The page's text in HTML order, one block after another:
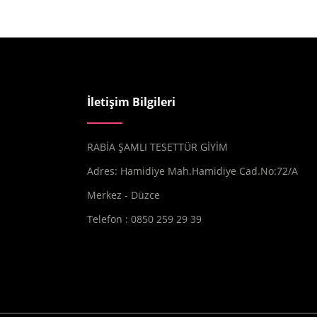
İletişim Bilgileri
RABİA ŞAMLI TESETTÜR GİYİM
Adres: Hamidiye Mah.Hamidiye Cad.No:72/A
Merkez - Düzce
Telefon : 0850 259 29 39